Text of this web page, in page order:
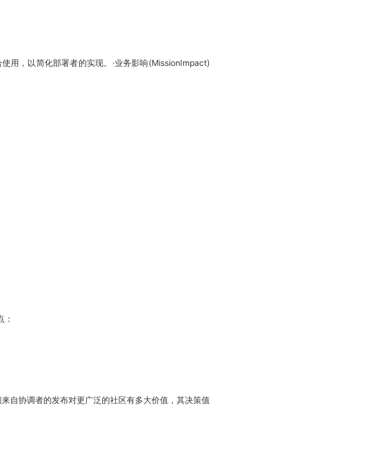
，以简化部署者的实现。·业务影响(MissionImpact)
自协调者的发布对更广泛的社区有多大价值，其决策值